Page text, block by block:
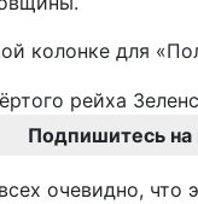
колонке для
Подпишитесь на
очевидно, что